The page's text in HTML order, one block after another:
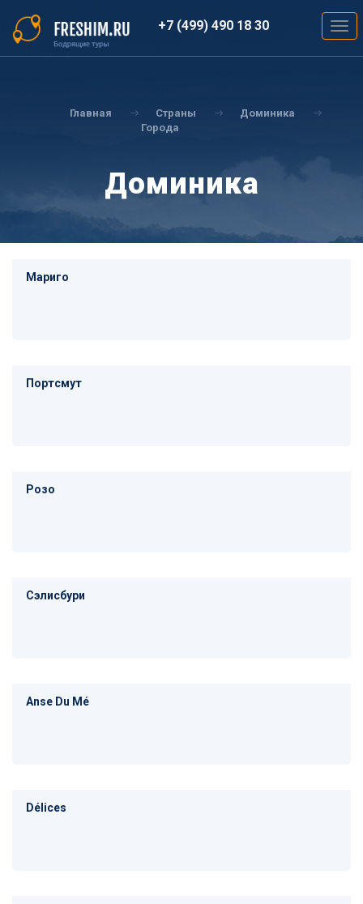
основному
содержанию
+7 (499) 490 18 30
Главная Страны
Доминика
Города
Доминика
Мариго
Портсмут
Розо
Сэлисбури
Anse Du Mé
Délices